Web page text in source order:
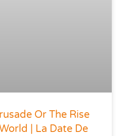
Or The Rise
| La Date De